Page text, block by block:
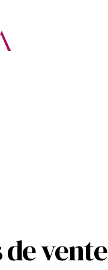
vente